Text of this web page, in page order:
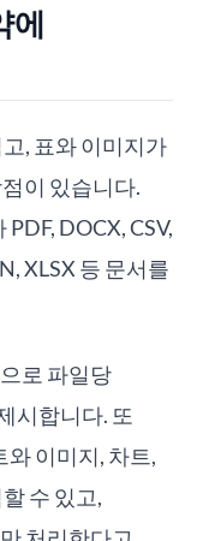
에
, 표와 이미지가
이 있습니다.
DOCX, CSV,
XLSX 등 문서를
로 파일당
시합니다. 또
이미지, 차트,
수 있고,